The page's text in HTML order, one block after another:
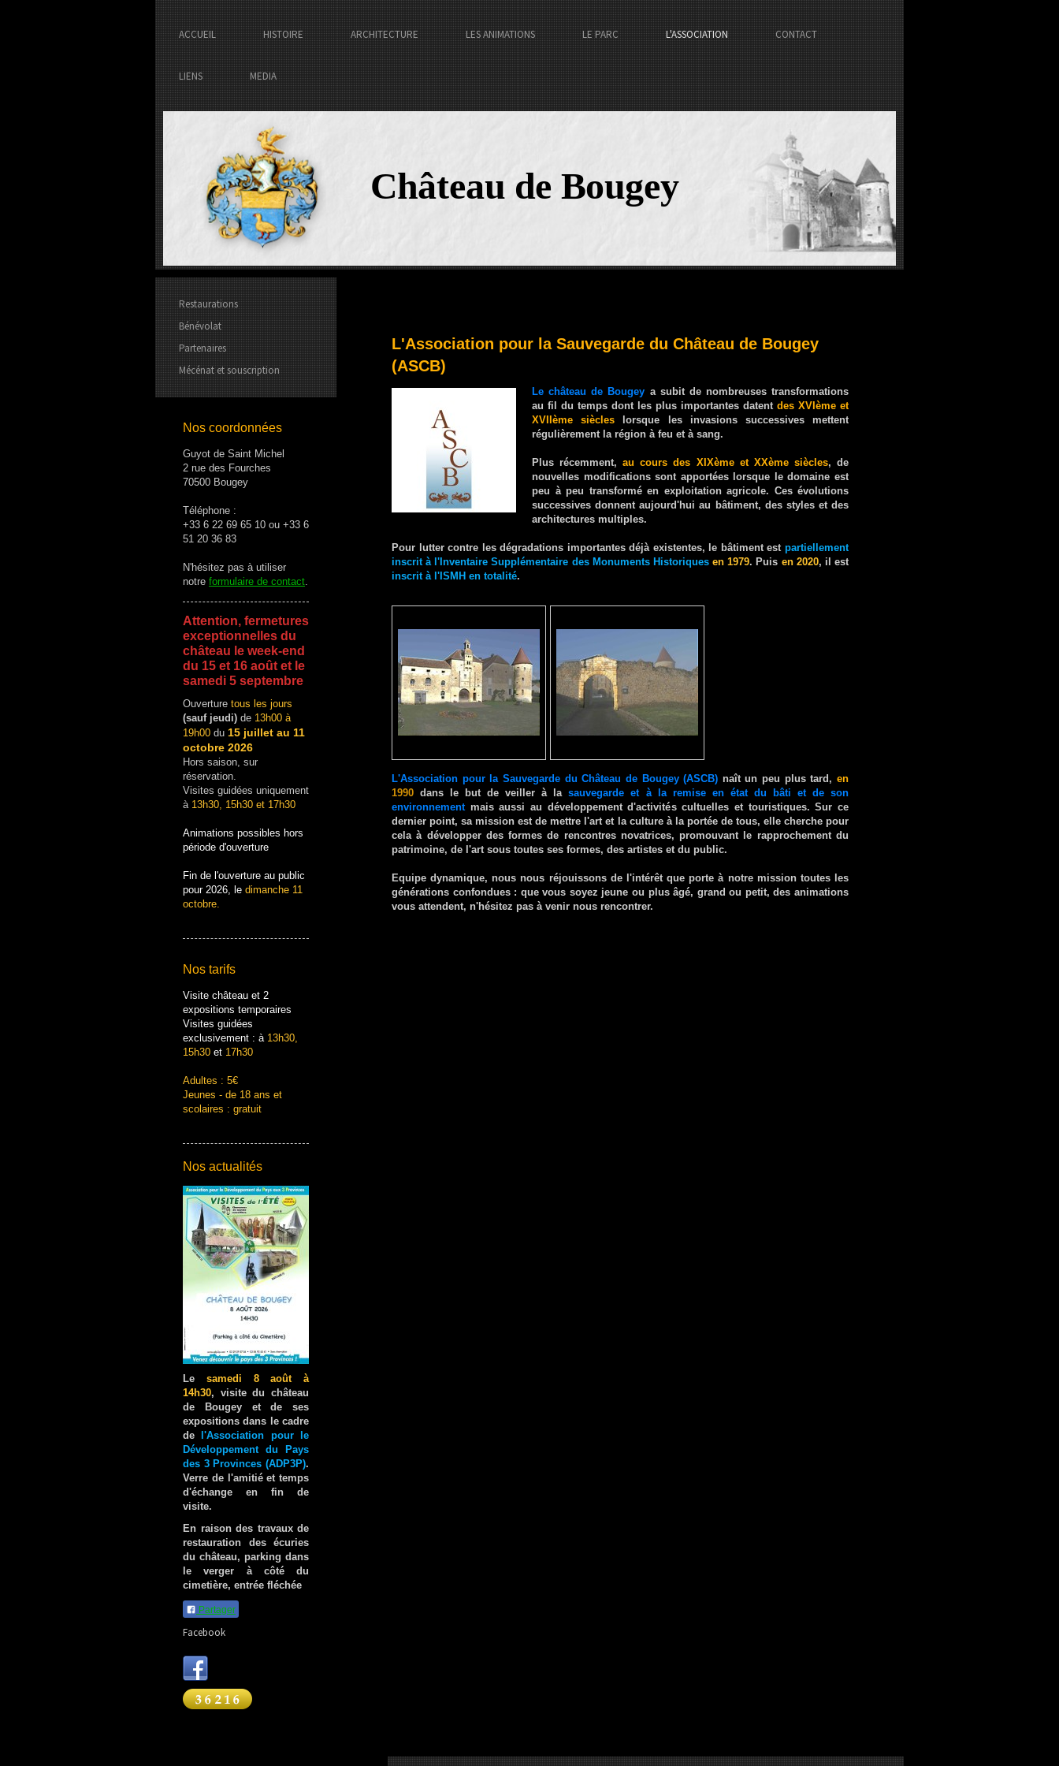
ACCUEIL HISTOIRE ARCHITECTURE LES ANIMATIONS LE PARC L'ASSOCIATION CONTACT
LIENS MEDIA
Château de Bougey
Restaurations
Bénévolat
Partenaires
Mécénat et souscription
Nos coordonnées
Guyot de Saint Michel
2 rue des Fourches
70500 Bougey
Téléphone :
+33 6 22 69 65 10 ou +33 6
51 20 36 83
N'hésitez pas à utiliser
notre formulaire de contact
Attention, fermetures
exceptionnelles du
château le week-end
du 15 et 16 août et le
samedi 5 septembre
Ouverture tous les jours
(sauf jeudi) de 13h00 à
19h00 du 15 juillet au 11
octobre 2026
Hors saison, sur
réservation.
Visites guidées uniquement
à 13h30, 15h30 et 17h30
Animations possibles hors
période d'ouverture
Fin de l'ouverture au public
pour 2026, le dimanche 11
octobre.
Nos tarifs
Visite château et 2
expositions temporaires
Visites guidées
exclusivement : à 13h30,
15h30 et 17h30
Adultes : 5€
Jeunes - de 18 ans et
scolaires : gratuit
Nos actualités
Le samedi 8 août à
14h30, visite du château
de Bougey et de ses
expositions dans le cadre
de
l'Association pour le
Développement du Pays
des 3 Provinces (ADP3P).
Verre de l'amitié et temps
d'échange en fin de
visite.
En raison des travaux de
restauration des écuries
du château, parking dans
le verger à côté du
cimetière, entrée fléchée
Partager
Facebook
L'Association pour la Sauvegarde du Château de Bougey
(ASCB)
Le château de Bougey a subit de nombreuses transformations
au fil du temps dont les plus importantes datent des XVIème et
XVIIème siècles lorsque les invasions successives mettent
régulièrement la région à feu et à sang.
Plus récemment,au cours des XIXème et XXème siècles, de
nouvelles modifications sont apportées lorsque le domaine est
peu à peu transformé en exploitation agricole. Ces évolutions
successives donnent aujourd'hui au bâtiment, des styles et des
architectures multiples.
Pour lutter contre les dégradations importantes déjà existentes, le bâtiment est partiellement
inscrit à l'Inventaire Supplémentaire des Monuments Historiques en 1979. Puis en 2020, il est
inscrit à l'ISMH en totalité.
L'Association pour la Sauvegarde du Château de Bougey (ASCB) naît un peu plus tard,en
1990 dans le but de veiller à lasauvegarde et à la remise en état du bâti et de son
environnementmais aussi au développement d'activités cultuelles et touristiques. Sur ce
dernier point, sa mission est de mettre l'art et la culture à la portée de tous, elle cherche pour
cela à développer des formes de rencontres novatrices, promouvant le rapprochement du
patrimoine, de l'art sous toutes ses formes, des artistes et du public.
Equipe dynamique, nous nous réjouissons de l'intérêt que porte à notre mission toutes les
générations confondues : que vous soyez jeune ou plus âgé, grand ou petit, des animations
vous attendent, n'hésitez pas à venir nous rencontrer.